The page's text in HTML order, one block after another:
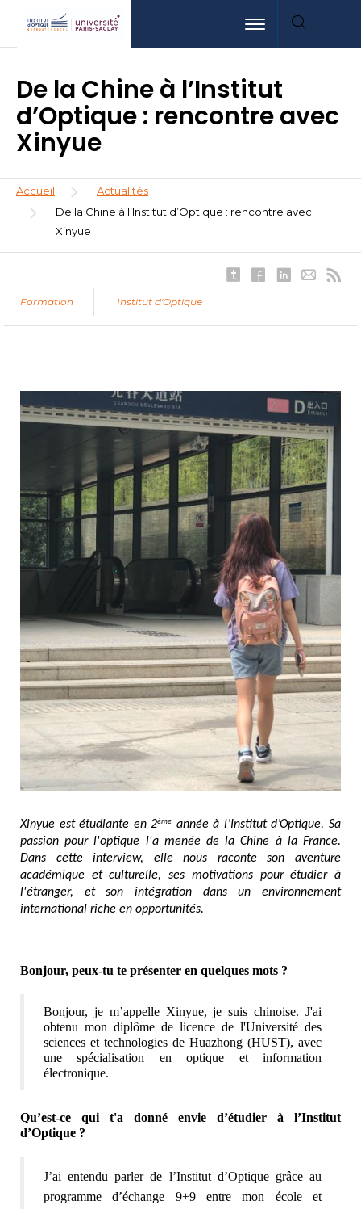
contenu
menu
la
Toggle navigation
De la Chine à l’Institut
d’Optique : rencontre avec
Xinyue
Fil
d'Ariane
Accueil
Actualités
De la Chine à l’Institut d’Optique : rencontre avec
Xinyue
Formation Institut d'Optique
Xinyue est étudiante en 2ème
année à l’Institut d’Optique. Sa
passion pour l'optique l'a menée de la Chine à la France.
Dans cette interview, elle nous raconte son aventure
académique et culturelle, ses motivations pour étudier à
l'étranger, et son intégration dans un environnement
international riche en opportunités.
Bonjour, peux-tu te présenter en quelques mots ?
Bonjour, je m’appelle Xinyue, je suis chinoise. J'ai
obtenu mon diplôme de licence de l'Université des
sciences et technologies de Huazhong (HUST), avec
une spécialisation en optique et information
électronique.
Qu’est-ce qui t'a donné envie d’étudier à l’Institut
d’Optique ?
J’ai entendu parler de l’Institut d’Optique grâce au
programme d’échange 9+9 entre mon école et